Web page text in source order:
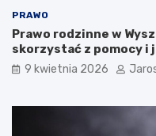
PRAWO
Prawo rodzinne w
skorzystać z pomocy i
9 kwietnia 2026